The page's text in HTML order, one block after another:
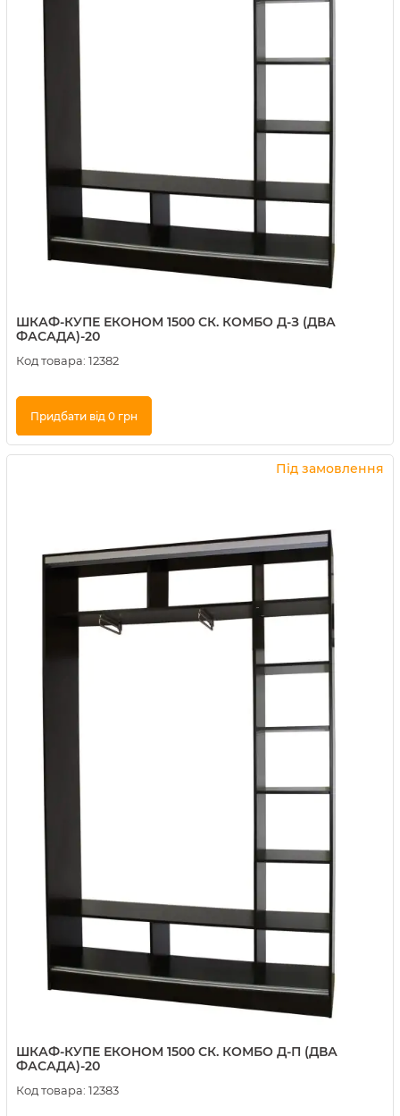
ШКАФ-КУПЕ ЕКОНОМ 1500 СК. КОМБО Д-З (ДВА
ФАСАДА)-20
Код товара: 12382
Придбати від 0 грн
Купити в 1 клік
Під замовлення
ШКАФ-КУПЕ ЕКОНОМ 1500 СК. КОМБО Д-П (ДВА
ФАСАДА)-20
Код товара: 12383